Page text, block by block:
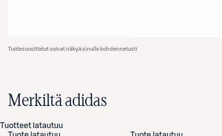
Tuotesuosittelut voivat näkyä sinulle kohdennetusti
Merkiltä adidas
Tuotteet latautuu